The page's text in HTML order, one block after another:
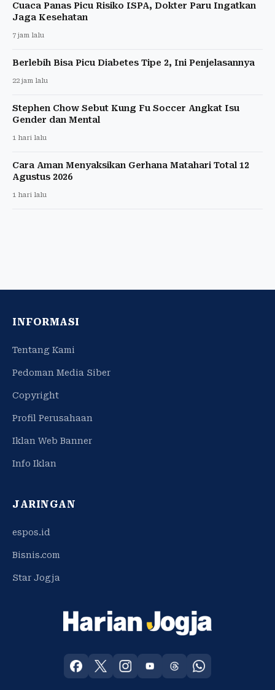
Cuaca Panas Picu Risiko ISPA, Dokter Paru Ingatkan
Jaga Kesehatan
7 jam lalu
Berlebih Bisa Picu Diabetes Tipe 2, Ini Penjelasannya
22 jam lalu
Stephen Chow Sebut Kung Fu Soccer Angkat Isu
Gender dan Mental
1 hari lalu
Cara Aman Menyaksikan Gerhana Matahari Total 12
Agustus 2026
1 hari lalu
INFORMASI
Tentang Kami
Pedoman Media Siber
Copyright
Profil Perusahaan
Iklan Web Banner
Info Iklan
JARINGAN
espos.id
Bisnis.com
Star Jogja